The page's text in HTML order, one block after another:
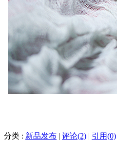
分类 : 新品发布 | 评论(2) | 引用(0)